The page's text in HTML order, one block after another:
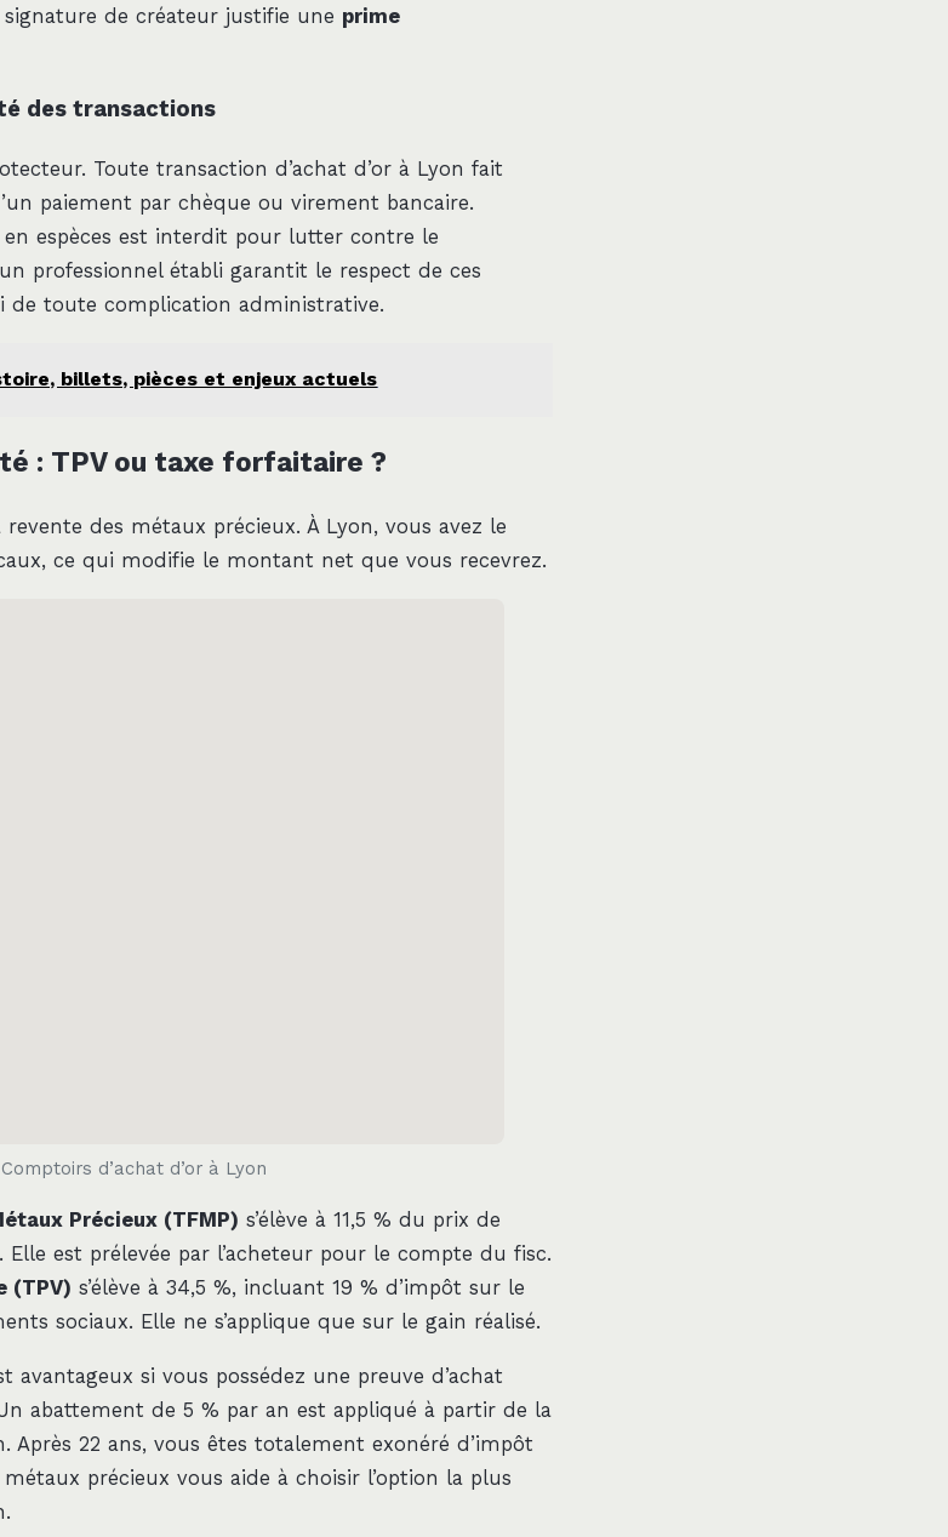
de créateur justifie une prime
des transactions
Toute transaction d’achat d’or à Lyon fait
paiement par chèque ou virement bancaire.
en espèces est interdit pour lutter contre le
professionnel établi garantit le respect de ces
de toute complication administrative.
billets, pièces et enjeux actuels
: TPV ou taxe forfaitaire ?
des métaux précieux. À Lyon, vous avez le
ce qui modifie le montant net que vous recevrez.
Comptoirs d’achat d’or à Lyon
Précieux (TFMP) s’élève à 11,5 % du prix de
est prélevée par l’acheteur pour le compte du fisc.
(TPV) s’élève à 34,5 %, incluant 19 % d’impôt sur le
sociaux. Elle ne s’applique que sur le gain réalisé.
avantageux si vous possédez une preuve d’achat
abattement de 5 % par an est appliqué à partir de la
Après 22 ans, vous êtes totalement exonéré d’impôt
précieux vous aide à choisir l’option la plus